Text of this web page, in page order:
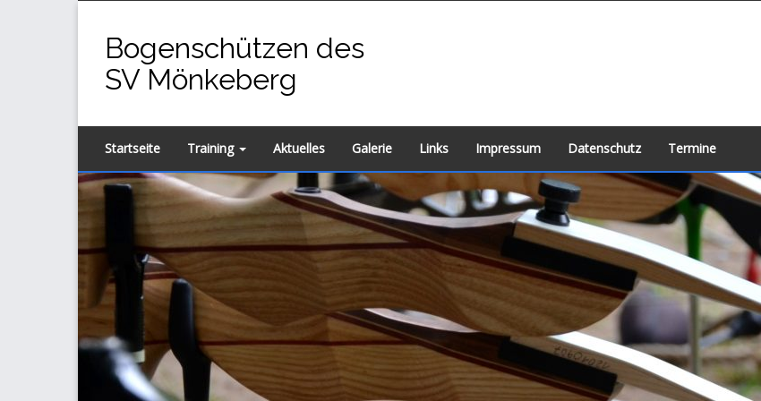
springenBogenschützen des
SV Mönkeberg
Startseite Training Aktuelles Galerie Links Impressum Datenschutz Termine